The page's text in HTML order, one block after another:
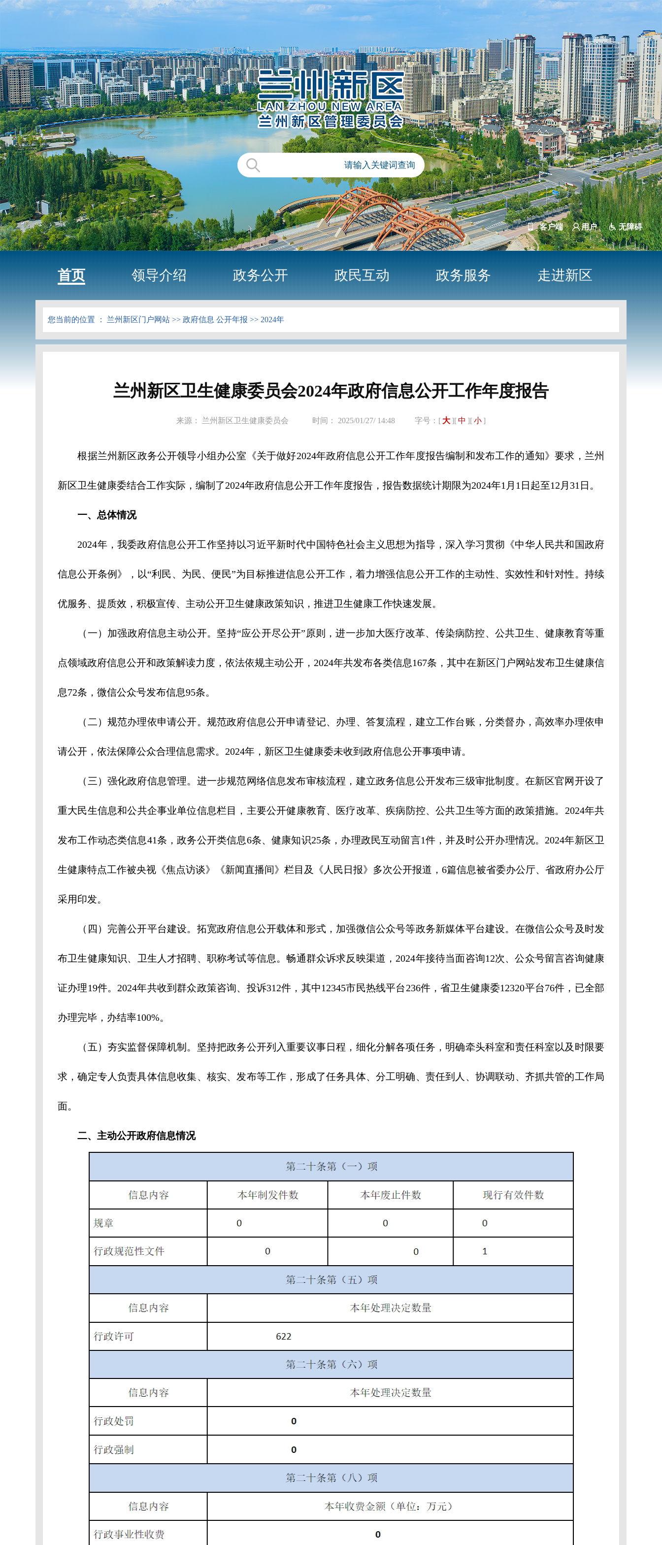
客户端 用户 无障碍
首页 领导介绍 政务公开 政民互动 政务服务 走进新区
您当前的位置 ： 兰州新区门户网站 >> 政府信息 公开年报 >> 2024年
兰州新区卫生健康委员会2024年政府信息公开工作年度报告
来源： 兰州新区卫生健康委员会 时间： 2025/01/27/ 14:48 字号：[ 大 ][中 ][小 ]
根据兰州新区政务公开领导小组办公室《关于做好2024年政府信息公开工作年度报告编制和发布工作的通知》要求，兰州
新区卫生健康委结合工作实际，编制了2024年政府信息公开工作年度报告，报告数据统计期限为2024年1月1日起至12月31日。
一、总体情况
2024年，我委政府信息公开工作坚持以习近平新时代中国特色社会主义思想为指导，深入学习贯彻《中华人民共和国政府
信息公开条例》，以“利民、为民、便民”为目标推进信息公开工作，着力增强信息公开工作的主动性、实效性和针对性。持续
优服务、提质效，积极宣传、主动公开卫生健康政策知识，推进卫生健康工作快速发展。
（一）加强政府信息主动公开。坚持“应公开尽公开”原则，进一步加大医疗改革、传染病防控、公共卫生、健康教育等重
点领域政府信息公开和政策解读力度，依法依规主动公开，2024年共发布各类信息167条，其中在新区门户网站发布卫生健康信
息72条，微信公众号发布信息95条。
（二）规范办理依申请公开。规范政府信息公开申请登记、办理、答复流程，建立工作台账，分类督办，高效率办理依申
请公开，依法保障公众合理信息需求。2024年，新区卫生健康委未收到政府信息公开事项申请。
（三）强化政府信息管理。进一步规范网络信息发布审核流程，建立政务信息公开发布三级审批制度。在新区官网开设了
重大民生信息和公共企事业单位信息栏目，主要公开健康教育、医疗改革、疾病防控、公共卫生等方面的政策措施。2024年共
发布工作动态类信息41条，政务公开类信息6条、健康知识25条，办理政民互动留言1件，并及时公开办理情况。2024年新区卫
生健康特点工作被央视《焦点访谈》《新闻直播间》栏目及《人民日报》多次公开报道，6篇信息被省委办公厅、省政府办公厅
采用印发。
（四）完善公开平台建设。拓宽政府信息公开载体和形式，加强微信公众号等政务新媒体平台建设。在微信公众号及时发
布卫生健康知识、卫生人才招聘、职称考试等信息。畅通群众诉求反映渠道，2024年接待当面咨询12次、公众号留言咨询健康
证办理19件。2024年共收到群众政策咨询、投诉312件，其中12345市民热线平台236件，省卫生健康委12320平台76件，已全部
办理完毕，办结率100%。
（五）夯实监督保障机制。坚持把政务公开列入重要议事日程，细化分解各项任务，明确牵头科室和责任科室以及时限要
求，确定专人负责具体信息收集、核实、发布等工作，形成了任务具体、分工明确、责任到人、协调联动、齐抓共管的工作局
面。
二、主动公开政府信息情况